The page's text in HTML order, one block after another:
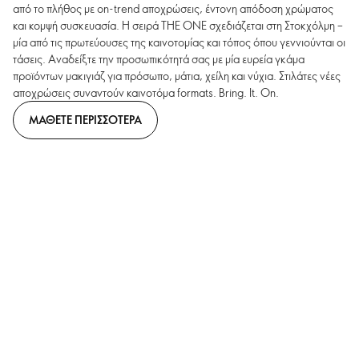
από το πλήθος με on-trend αποχρώσεις, έντονη απόδοση χρώματος
και κομψή συσκευασία. Η σειρά THE ONE σχεδιάζεται στη Στοκχόλμη –
μία από τις πρωτεύουσες της καινοτομίας και τόπος όπου γεννιούνται οι
τάσεις. Αναδείξτε την προσωπικότητά σας με μία ευρεία γκάμα
προϊόντων μακιγιάζ για πρόσωπο, μάτια, χείλη και νύχια. Στιλάτες νέες
αποχρώσεις συναντούν καινοτόμα formats. Bring. It. On.
ΜΑΘΕΤΕ ΠΕΡΙΣΣΟΤΕΡΑ